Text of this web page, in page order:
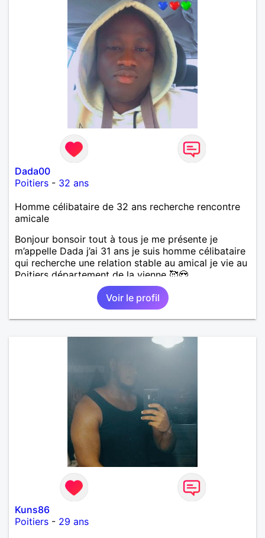
Dada00
Poitiers - 32 ans
Homme célibataire de 32 ans recherche rencontre
amicale
Bonjour bonsoir tout à tous je me présente je
m’appelle Dada j’ai 31 ans je suis homme célibataire
qui recherche une relation stable au amical je vie au
Poitiers département de la vienne 🥰😍
Voir le profil
Kuns86
Poitiers - 29 ans